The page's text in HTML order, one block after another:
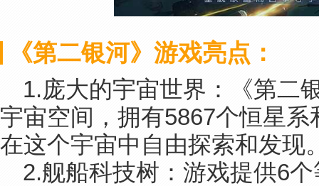
《第二银河》游戏亮点：
1.庞大的宇宙世界：《第二
宇宙空间，拥有5867个恒星
在这个宇宙中自由探索和发现
2.舰船科技树：游戏提供6